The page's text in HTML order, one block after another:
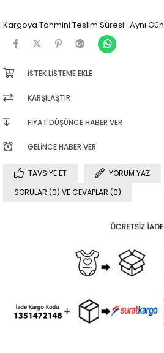
Kargoya Tahmini Teslim Süresi : Aynı Gün
İSTEK LISTEME EKLE
KARŞILAŞTIR
FIYAT DÜŞÜNCE HABER VER
GELINCE HABER VER
TAVSIYE ET
YORUM YAZ
SORULAR (0) VE CEVAPLAR (0)